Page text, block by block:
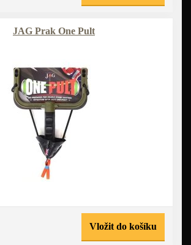
JAG Prak One Pult
Vložit do košíku